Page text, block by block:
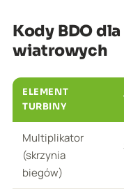
Kody BDO
wiatrowych
ELEMENT
TURBINY
Multiplikator
(skrzynia
biegów)